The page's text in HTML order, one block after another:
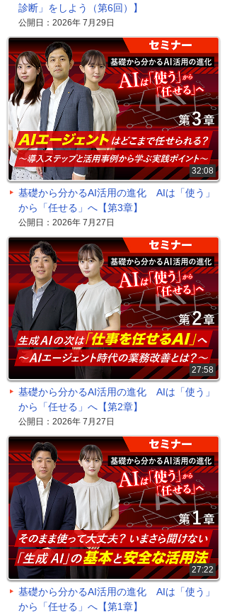
診断」をしよう（第6回）】
公開日：2026年 7月29日
32:08
基礎から分かるAI活用の進化 AIは「使う」
から「任せる」へ【第3章】
公開日：2026年 7月27日
27:58
基礎から分かるAI活用の進化 AIは「使う」
から「任せる」へ【第2章】
公開日：2026年 7月27日
27:22
基礎から分かるAI活用の進化 AIは「使う」
から「任せる」へ【第1章】